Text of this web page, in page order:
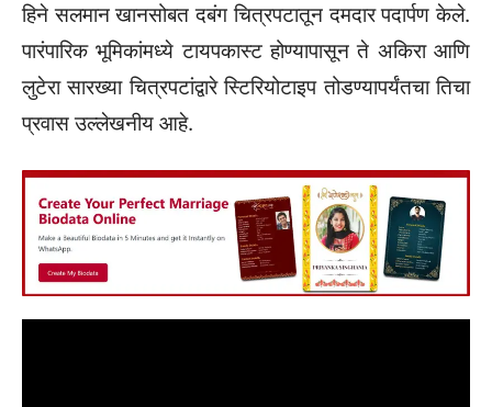
हिने सलमान खानसोबत दबंग चित्रपटातून दमदार पदार्पण केले.
पारंपारिक भूमिकांमध्ये टायपकास्ट होण्यापासून ते अकिरा आणि
लुटेरा सारख्या चित्रपटांद्वारे स्टिरियोटाइप तोडण्यापर्यंतचा तिचा
प्रवास उल्लेखनीय आहे.